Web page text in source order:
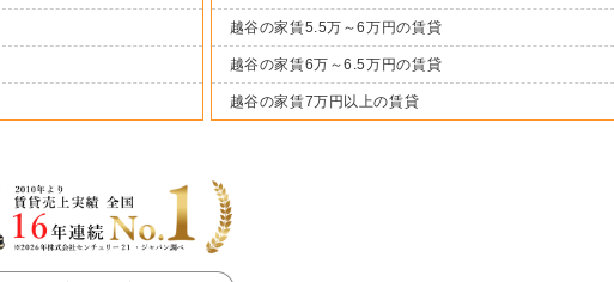
越谷の家賃5.5万～6万円の賃貸
越谷の家賃6万～6.5万円の賃貸
越谷の家賃7万円以上の賃貸